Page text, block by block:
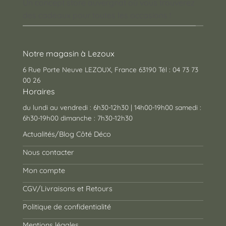
Notre magasin à Lezoux
6 Rue Porte Neuve LEZOUX, France 63190 Tél : 04 73 73
00 26
Horaires
du lundi au vendredi : 6h30-12h30 | 14h00-19h00 samedi :
6h30-19h00 dimanche : 7h30-12h30
Actualités/Blog Côté Déco
Nous contacter
Mon compte
CGV/Livraisons et Retours
Politique de confidentialité